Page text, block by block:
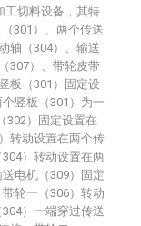
工切料设备，其特
301）、两个传送
轴（304）、输送
307）、带轮皮带
板（301）固定设
竖板（301）为一
302）固定设置在
转动设置在两个传
）转动设置在两
电机（309）固定
轮一（306）转动
）一端穿过传送